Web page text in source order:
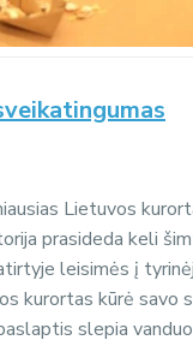
Lietuvos
prasideda keli
leisimės į
kurortas kūrė savo
slepia